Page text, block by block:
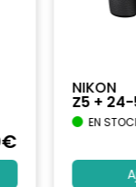
€
NIKON
Z5 +
EN